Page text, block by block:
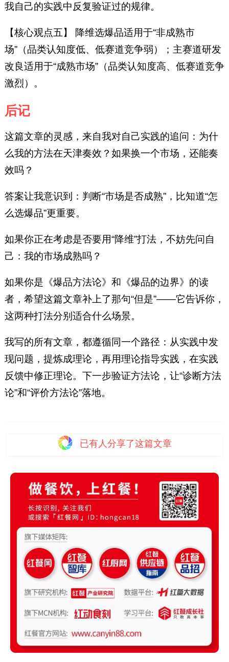
我自己的实践中反复验证过的规律。
【核心观点五】 降维选爆品适用于“非成熟市
场”（品类认知度低、低赛道竞争弱）；主赛道研发
改良适用于“成熟市场”（品类认知度高、低赛道竞争
激烈）。
后记
这篇文章的灵感，来自我对自己实践的追问：为什
么我的方法在天津奏效？如果换一个市场，还能奏
效吗？
答案让我意识到：判断“市场是否成熟”，比知道“怎
么选爆品”更重要。
如果你正在考虑是否要用“降维”打法，不妨先问自
己：我的市场成熟吗？
如果你是《爆品方法论》和《爆品的边界》的读
者，希望这篇文章补上了那句“但是”——它告诉你，
这两种打法分别适合什么场景。
我写的所有文章，都遵循同一个路径：从实践中发
现问题，提炼成理论，再用理论指导实践，在实践
反馈中修正理论。下一步验证方法论，让“诊断方法
论”和“评价方法论”落地。
已有人分享了这篇文章